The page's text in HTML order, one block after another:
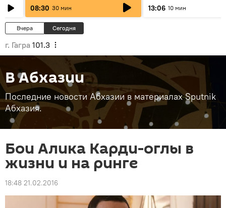
08:30 30 мин 13:06 10 мин
Вчера Сегодня
г. Гагра 101.3
В Абхазии
Последние новости Абхазии в материалах Sputnik
Абхазия.
Бои Алика Карди-оглы в
жизни и на ринге
18:48 21.02.2016